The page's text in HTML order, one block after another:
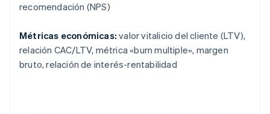
recomendación (NPS)
Métricas económicas: valor vitalicio del cliente (LTV),
relación CAC/LTV, métrica «burn multiple», margen
bruto, relación de interés-rentabilidad